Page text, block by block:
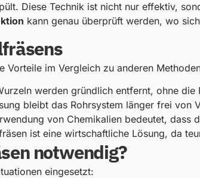
Diese Technik ist nicht nur effektiv,
kann genau überprüft werden, wo
Vorteile im Vergleich zu anderen
werden gründlich entfernt, ohne die
bleibt das Rohrsystem länger frei
von Chemikalien bedeutet,
ist eine wirtschaftliche Lösung, da
notwendig?
eingesetzt: